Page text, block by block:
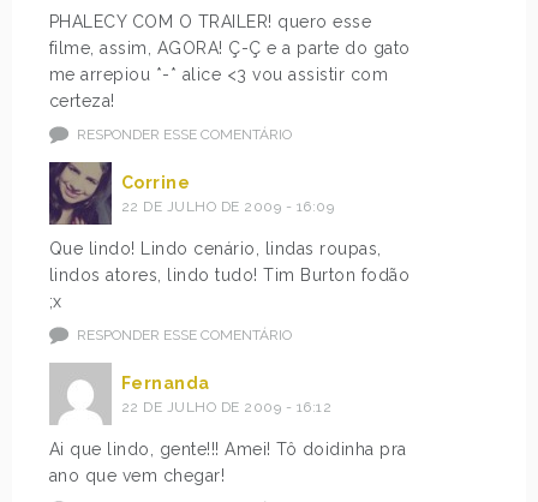
PHALECY COM O TRAILER! quero esse
filme, assim, AGORA! Ç-Ç e a parte do gato
me arrepiou *-* alice <3 vou assistir com
certeza!
RESPONDER ESSE COMENTÁRIO
Corrine
22 DE JULHO DE 2009 - 16:09
Que lindo! Lindo cenário, lindas roupas,
lindos atores, lindo tudo! Tim Burton fodão
;x
RESPONDER ESSE COMENTÁRIO
Fernanda
22 DE JULHO DE 2009 - 16:12
Ai que lindo, gente!!! Amei! Tô doidinha pra
ano que vem chegar!